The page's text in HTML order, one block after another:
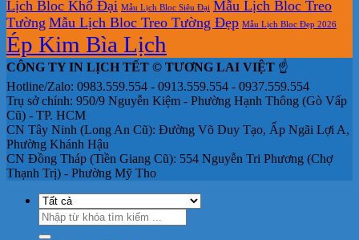
Lịch Bloc Khổ Đại Mẫu Lịch Bloc Siêu Đại Mẫu Lịch Bloc Treo
Tường Mẫu Lịch Bloc Treo Tường Đẹp Mẫu Lịch Bloc Đẹp 2026
Ép Kim Bìa Lịch
CÔNG TY IN LỊCH TẾT © TƯƠNG LAI VIỆT ☝️
Hotline/Zalo: 0983.559.554 - 0913.559.554 - 0937.559.554
Trụ sở chính: 950/9 Nguyễn Kiệm - Phường Hạnh Thông (Gò Vấp
Cũ) - TP. HCM
CN Tây Ninh (Long An Cũ): Đường Võ Duy Tạo, Ấp Ngãi Lợi A,
Phường Khánh Hậu
CN Đồng Tháp (Tiền Giang Cũ): 554 Nguyễn Tri Phương (Chợ
Thạnh Trị) - Phường Mỹ Tho
Tìm
kiếm: